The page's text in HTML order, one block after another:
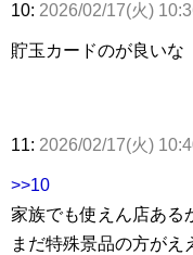
10: 2026/02/17(火)
貯玉カードのが良いな
11: 2026/02/17(火)
>>10
家族でも使えん店ある
まだ特殊景品の方がえ